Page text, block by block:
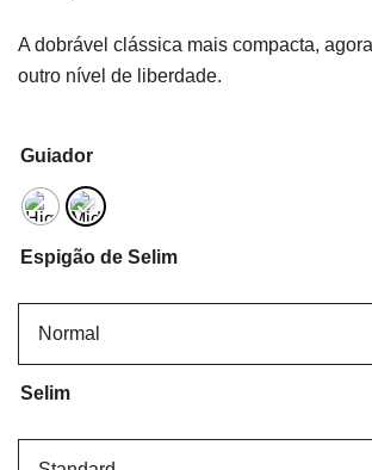
A dobrável clássica mais compacta,
outro nível de liberdade.
Guiador
Espigão de Selim
Selim